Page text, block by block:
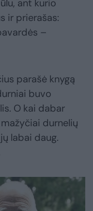
ant kurio
ir prierašas:
–
parašė knygą
buvo
O kai dabar
durnelių
labai daug.